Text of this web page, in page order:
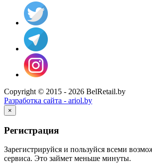
Copyright © 2015 - 2026 BelRetail.by
Разработка сайта - ariol.by
×
Регистрация
Зарегистрируйся и пользуйся всеми
сервиса. Это займет меньше минуты.